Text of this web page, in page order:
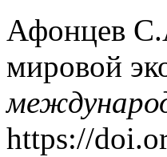
Афонцев
мировой
https://